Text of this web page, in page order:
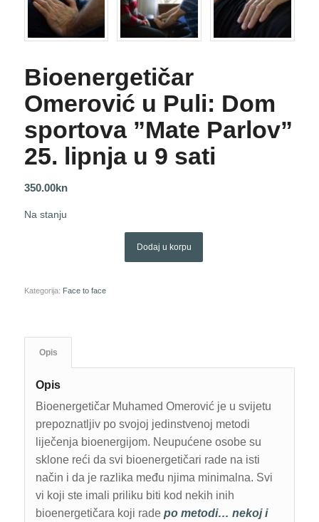
Bioenergetičar
Omerović u Puli: Dom
sportova ”Mate Parlov”
25. lipnja u 9 sati
350.00kn
Na stanju
Dodaj u korpu
Kategorija: Face to face
Opis
Opis
Bioenergetičar Muhamed Omerović je u svijetu
prepoznatljiv po svojoj jedinstvenoj metodi
liječenja bioenergijom. Neupućene osobe su
sklone reći da svi bioenergetičari rade na isti
način i da je razlika među njima minimalna. Svi
vi koji ste imali priliku biti kod nekih inih
bioenergetičara koji rade po metodi… nekoj i